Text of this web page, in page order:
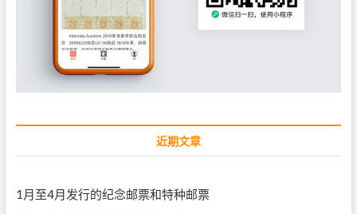
近期文章
1月至4月发行的纪念邮票和特种邮票